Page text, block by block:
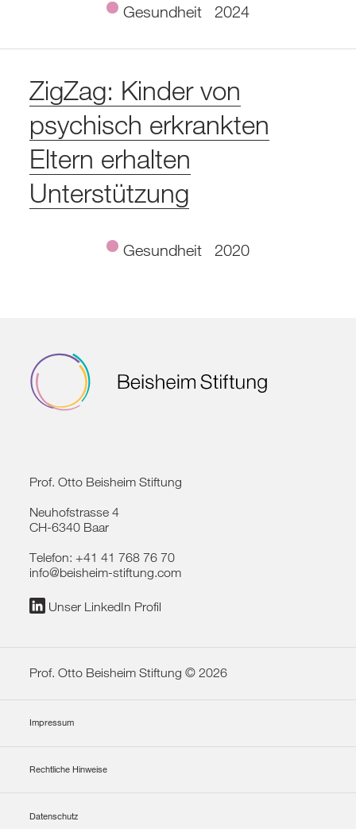
Gesundheit 2024
ZigZag: Kinder von
psychisch erkrankten
Eltern erhalten
Unterstützung
Gesundheit 2020
Prof. Otto Beisheim Stiftung
Neuhofstrasse 4
CH-6340 Baar
Telefon:+41 41 768 76 70
info@beisheim-stiftung.com
Unser LinkedIn Profil
Prof. Otto Beisheim Stiftung © 2026
Impressum
Rechtliche Hinweise
Datenschutz